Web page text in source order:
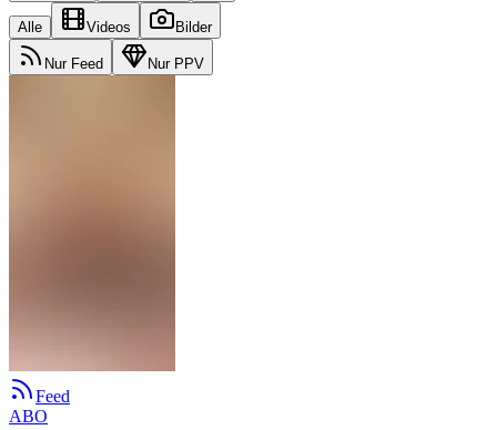
Alle Videos Bilder
Nur Feed Nur PPV
Feed
ABO